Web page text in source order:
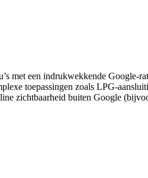
met een indrukwekkende
toepassingen zoals LPG-
zichtbaarheid buiten Google